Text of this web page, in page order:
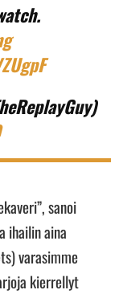
sanoi
ihailin aina
varasimme
kierrellyt